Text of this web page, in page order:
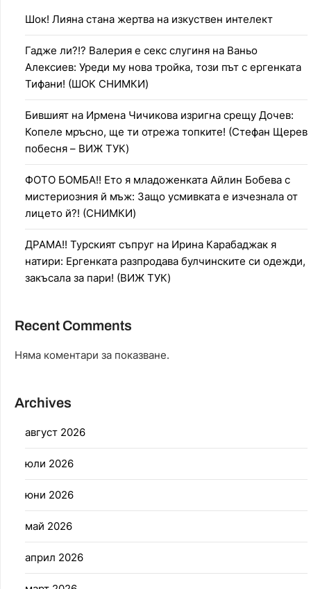
Шок! Лияна стана жертва на изкуствен интелект
Гадже ли?!? Валерия е секс слугиня на Ваньо
Алексиев: Уреди му нова тройка, този път с ергенката
Тифани! (ШОК СНИМКИ)
Бившият на Ирмена Чичикова изригна срещу Дочев:
Копеле мръсно, ще ти отрежа топките! (Стефан Щерев
побесня – ВИЖ ТУК)
ФОТО БОМБА!! Ето я младоженката Айлин Бобева с
мистериозния й мъж: Защо усмивката е изчезнала от
лицето й?! (СНИМКИ)
ДРАМА!! Турският съпруг на Ирина Карабаджак я
натири: Ергенката разпродава булчинските си одежди,
закъсала за пари! (ВИЖ ТУК)
Recent Comments
Няма коментари за показване.
Archives
август 2026
юли 2026
юни 2026
май 2026
април 2026